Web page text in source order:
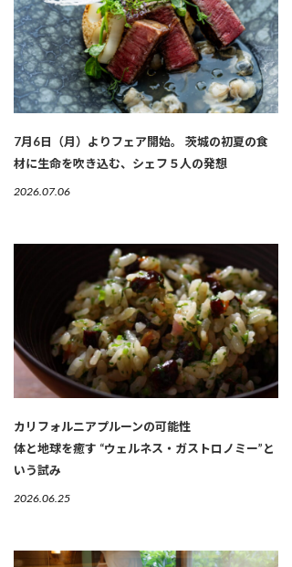
7月6日（月）よりフェア開始。 茨城の初夏の食
材に生命を吹き込む、シェフ５人の発想
2026.07.06
カリフォルニアプルーンの可能性
体と地球を癒す “ウェルネス・ガストロノミー”と
いう試み
2026.06.25